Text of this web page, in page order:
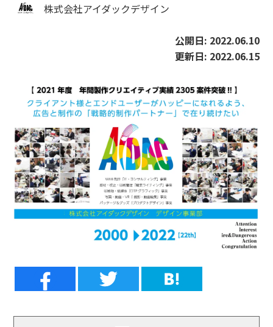
株式会社アイダックデザイン
公開日: 2022.06.10
更新日: 2022.06.15